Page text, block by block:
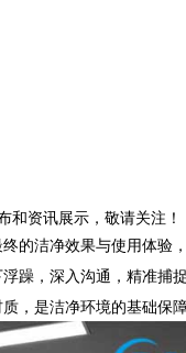
和资讯展示，敬请关注！
的洁净效果与使用体
，深入沟通，精准
是洁净环境的基础保